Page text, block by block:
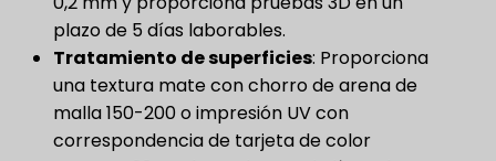
plazo de 5 días laborables.
Tratamiento de superficies​: Proporciona
una textura mate con chorro de arena de
malla 150-200 o impresión UV con
correspondencia de tarjeta de color